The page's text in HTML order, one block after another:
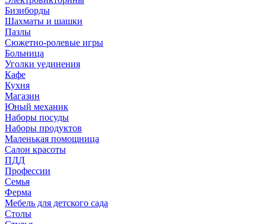
Бизиборды
Шахматы и шашки
Пазлы
Сюжетно-ролевые игры
Больница
Уголки уединения
Кафе
Кухня
Магазин
Юный механик
Наборы посуды
Наборы продуктов
Маленькая помощница
Салон красоты
ПДД
Профессии
Семья
Ферма
Мебель для детского сада
Столы